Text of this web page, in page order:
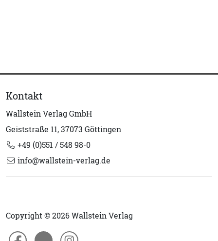
Kontakt
Wallstein Verlag GmbH
Geiststraße 11, 37073 Göttingen
+49 (0)551 / 548 98-0
info@wallstein-verlag.de
Copyright © 2026 Wallstein Verlag